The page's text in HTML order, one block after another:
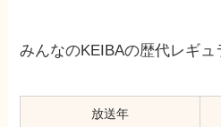
みんなのKEIBAの歴代レギュ
放送年